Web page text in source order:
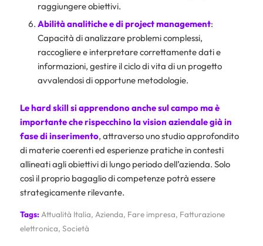
raggiungere obiettivi.
Abilità analitiche e di project management:
Capacità di analizzare problemi complessi,
raccogliere e interpretare correttamente dati e
informazioni, gestire il ciclo di vita di un progetto
avvalendosi di opportune metodologie.
Le hard skill si apprendono anche sul campo ma è
importante che rispecchino la vision aziendale già in
fase di inserimento, attraverso uno studio approfondito
di materie coerenti ed esperienze pratiche in contesti
allineati agli obiettivi di lungo periodo dell’azienda. Solo
così il proprio bagaglio di competenze potrà essere
strategicamente rilevante.
Tags:Attualità Italia, Azienda, Fare impresa, Fatturazione
elettronica, Società